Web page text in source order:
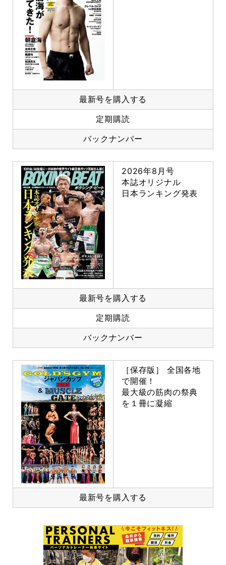
最新号を購入する
定期購読
バックナンバー
2026年8月号
本誌オリジナル
日本ランキング発表
最新号を購入する
定期購読
バックナンバー
［保存版］ 全国各地
で開催！
最大級の筋肉の祭典
を１冊に凝縮
最新号を購入する